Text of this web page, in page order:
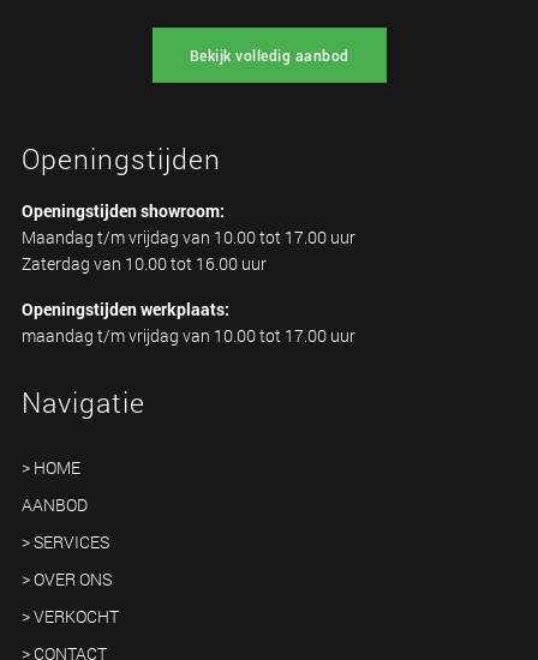
Bekijk volledig aanbod
Openingstijden
Openingstijden showroom:
Maandag t/m vrijdag van 10.00 tot 17.00 uur
Zaterdag van 10.00 tot 16.00 uur
Openingstijden werkplaats:
maandag t/m vrijdag van 10.00 tot 17.00 uur
Navigatie
> HOME
AANBOD
> SERVICES
> OVER ONS
> VERKOCHT
> CONTACT